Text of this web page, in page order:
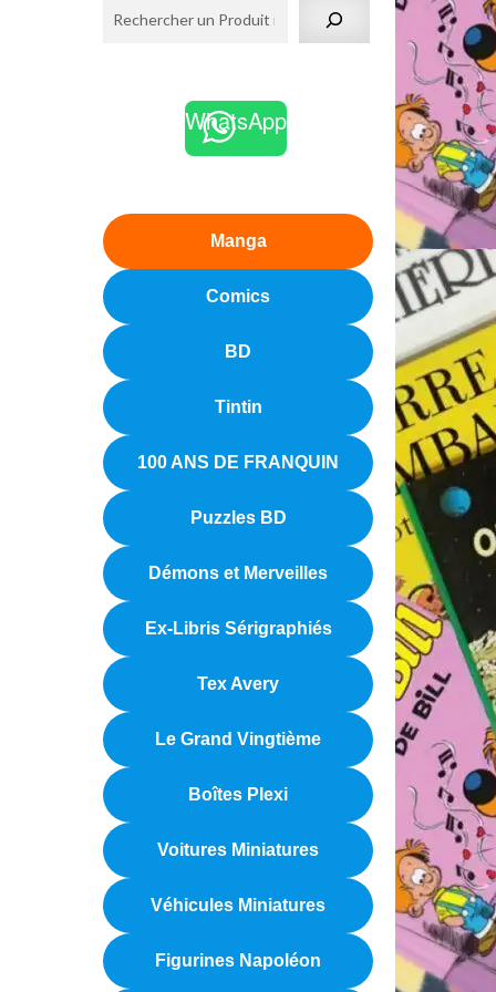
WhatsApp
Manga
Comics
BD
Tintin
100 ANS DE FRANQUIN
Puzzles BD
Démons et Merveilles
Ex-Libris Sérigraphiés
Tex Avery
Le Grand Vingtième
Boîtes Plexi
Voitures Miniatures
Véhicules Miniatures
Figurines Napoléon